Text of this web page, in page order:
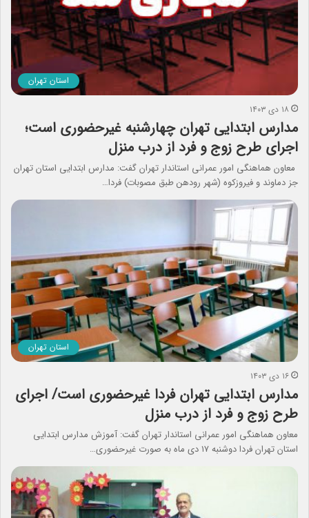
استان تهران
۱۸ دی ۱۴۰۳
مدارس ابتدایی تهران چهارشنبه غیرحضوری است؛
اجرای طرح زوج و فرد از درب منزل
معاون هماهنگی امور عمرانی استاندار تهران گفت: مدارس ابتدایی استان تهران
جز دماوند و فیروزکوه (شهر رودهن طبق مصوبات) فردا…
استان تهران
۱۶ دی ۱۴۰۳
مدارس ابتدایی تهران فردا غیرحضوری است/ اجرای
طرح زوج و فرد از درب منزل
معاون هماهنگی امور عمرانی استاندار تهران گفت: آموزش مدارس ابتدایی
استان تهران فردا دوشنبه ۱۷ دی ماه به صورت غیرحضوری…